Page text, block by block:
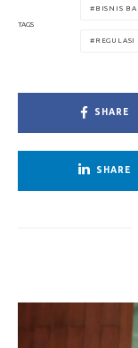
TAGS
BISNIS
REGULASI
SHARE
SHARE